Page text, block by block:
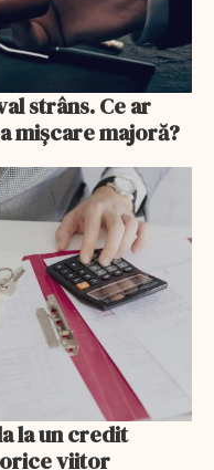
strâns. Ce ar
mișcare majoră?
la un credit
viitor